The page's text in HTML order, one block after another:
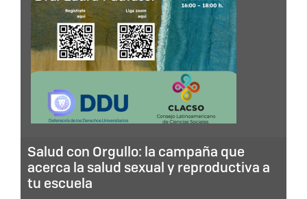
Salud con Orgullo: la campaña que
acerca la salud sexual y reproductiva a
tu escuela